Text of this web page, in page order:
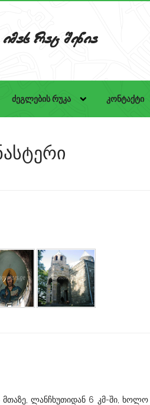
rac Senia
ძეგლების რუკა კონტაქტი
ლანჩხუთიდან 6 კმ-ში, ხოლო